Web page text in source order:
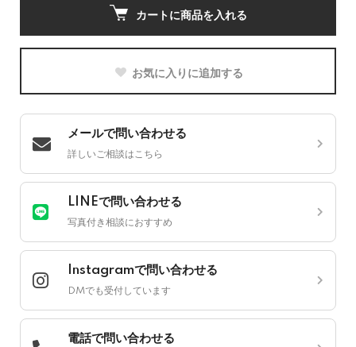
カートに商品を入れる
お気に入りに追加する
メールで問い合わせる
詳しいご相談はこちら
LINEで問い合わせる
写真付き相談におすすめ
Instagramで問い合わせる
DMでも受付しています
電話で問い合わせる